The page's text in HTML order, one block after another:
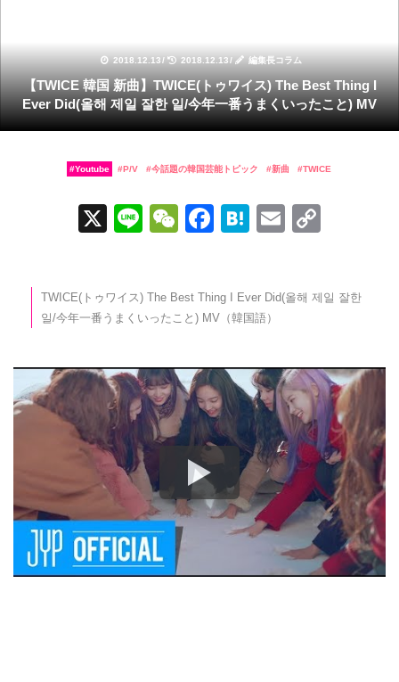
2018.12.13/ 2018.12.13/ 編集長コラム
【TWICE 韓国 新曲】TWICE(トゥワイス) The Best Thing I
Ever Did(올해 제일 잘한 일/今年一番うまくいったこと) MV
Youtube P/V 今話題の韓国芸能トピック 新曲 TWICE
X
Li
W
h
at
F
e
b
o
o
k
H
n
a
E
y
n
k
TWICE(トゥワイス) The Best Thing I Ever Did(올해 제일 잘한
일/今年一番うまくいったこと) MV（韓国語）